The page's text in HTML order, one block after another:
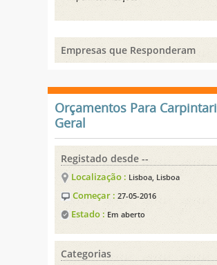
Empresas que Responderam
Orçamentos Para
Geral
Registado desde --
Localização : Lisboa, Lisboa
Começar : 27-05-2016
Estado : Em aberto
Categorias